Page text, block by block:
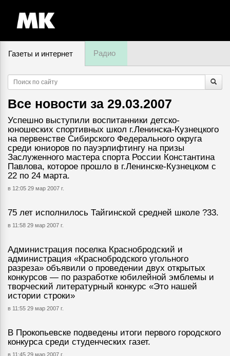
Газеты и интернет Радио
Все новости за 29.03.2007
Успешно выступили воспитанники детско-
юношеских спортивных школ г.Ленинска-Кузнецкого
на первенстве Сибирского Федерального округа
среди юниоров по пауэрлифтингу на призы
Заслуженного мастера спорта России Константина
Павлова, которое прошло в г.Ленинске-Кузнецком с
22 по 24 марта.
в 12:05 29 мар 2007 г.
75 лет исполнилось Тайгинской средней школе ?33.
в 11:58 29 мар 2007 г.
Администрация поселка Краснобродский и
администрация «Краснобродского угольного
разреза» объявили о проведении двух открытых
конкурсов — по разработке юбилейной эмблемы и
творческий литературный конкурс «Это нашей
истории строки»
в 11:55 29 мар 2007 г.
В Прокопьевске подведены итоги первого городского
конкурса среди студенческих газет.
в 11:45 29 мар 2007 г.